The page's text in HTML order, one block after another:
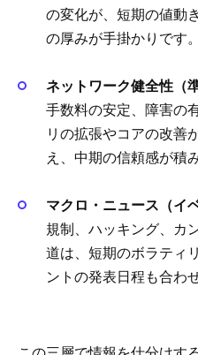
の変化が、短期の値動
の厚みが手掛かりです。
ネットワーク健全性（
手数料の安定、障害の
リの拡張やコアの改善
え、中期の信頼感が積
マクロ・ニュース（イ
規制、ハッキング、カ
道は、短期のボラティ
ントの発表日程も合わ